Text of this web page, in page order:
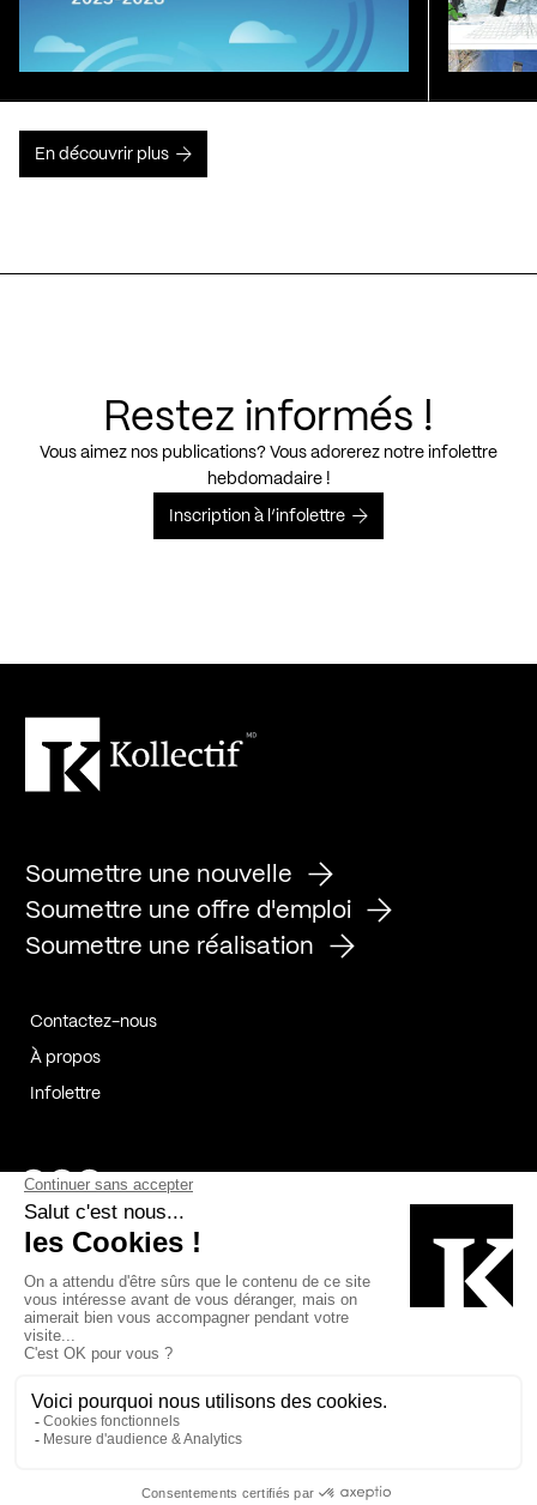
En découvrir plus
Restez informés !
Vous aimez nos publications? Vous adorerez notre infolettre
hebdomadaire !
Inscription à l’infolettre
Soumettre une nouvelle
Soumettre une offre d'emploi
Soumettre une réalisation
Contactez-nous
À propos
Infolettre
Page Facebook de Kollectif
Page Instagram de Kollectif
Page Linkedin de Kollectif
Bâtiment-Durable-Québec-1
Esquisses-1
MP-1 v2com-1